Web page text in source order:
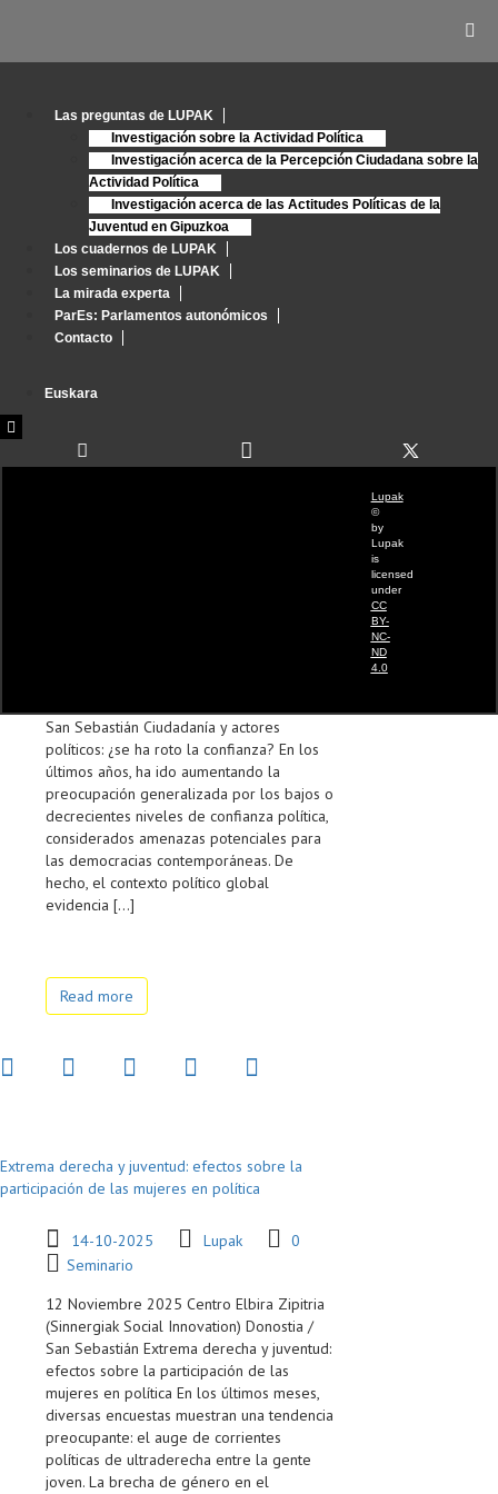
Las preguntas de LUPAK
Investigación sobre la Actividad Política
Investigación acerca de la Percepción Ciudadana sobre la
Actividad Política
Investigación acerca de las Actitudes Políticas de la
Juventud en Gipuzkoa
Los cuadernos de LUPAK
Los seminarios de LUPAK
La mirada experta
ParEs: Parlamentos autonómicos
Contacto
hamburguesa
Euskara
Menú
conmutador
hamburguesa
San Sebastián Ciudadanía y actores
políticos: ¿se ha roto la confianza? En los
últimos años, ha ido aumentando la
preocupación generalizada por los bajos o
decrecientes niveles de confianza política,
considerados amenazas potenciales para
las democracias contemporáneas. De
hecho, el contexto político global
evidencia […]
Read more
Extrema derecha y juventud: efectos sobre la
participación de las mujeres en política
14-10-2025 Lupak
0
Seminario
12 Noviembre 2025 Centro Elbira Zipitria
(Sinnergiak Social Innovation) Donostia /
San Sebastián Extrema derecha y juventud:
efectos sobre la participación de las
mujeres en política En los últimos meses,
diversas encuestas muestran una tendencia
preocupante: el auge de corrientes
políticas de ultraderecha entre la gente
joven. La brecha de género en el
Lupak
©
by
Lupak
is
licensed
under
CC
BY-
NC-
ND
4.0